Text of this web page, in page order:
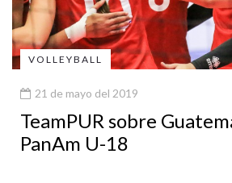
VOLLEYBALL
21 de mayo del 2019
TeamPUR sobre
PanAm U-18